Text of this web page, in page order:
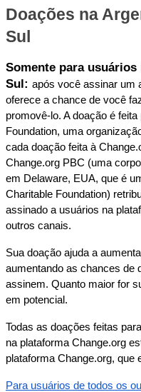
Doações na
Sul
Somente para usuários
Sul: após você assinar um
oferece a chance de você
promovê-lo. A doação é feita
Foundation, uma organizaçã
cada doação feita à Change.
Change.org PBC (uma
em Delaware, EUA, que é
Charitable Foundation)
assinado a usuários na
outros canais.
Sua doação ajuda a
aumentando as chances de
assinem. Quanto maior for
em potencial.
Todas as doações feitas para
na plataforma Change.org
plataforma Change.org, que
Para usuários de todos os